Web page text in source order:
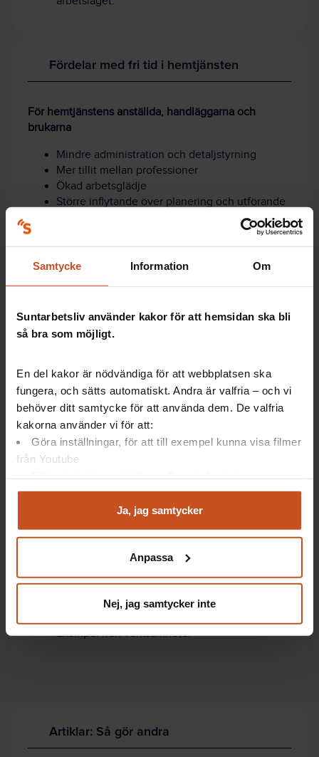
Samtycke Information Om
Suntarbetsliv använder kakor för att hemsidan ska bli
så bra som möjligt.
En del kakor är nödvändiga för att webbplatsen ska
fungera, och sätts automatiskt. Andra är valfria – och vi
behöver ditt samtycke för att använda dem. De valfria
kakorna använder vi för att:
Göra inställningar, för att till exempel kunna visa filmer
från Youtube
Analysera trafik för att kunna visa riktad information
Du kan när som helst återta ditt godkännande genom att
integritet@suntarbetsliv.se.
Ja, jag samtycker
Anpassa
Nej, jag samtycker inte
Fördelar med fri tid i hemtjänsten
För hemtjänstens anställda, handläggarna och
brukarna
Mindre administration och detaljstyrning
Mer tillit mellan professioner
Ökad arbetsglädje
Större inflytande över planering och utförande
Tid frigörs för biståndshandläggarna, som kan
användas till exempelvis uppföljningar av
verksamheten.
Hur bemannar man
dygnet runt-
verksamheter
hållbart och
Hållbara arbetstider! Det innehåller:
Information och tips på hur ni kan göra
Frågor för dialog
Exempel från verksamheter
Artiklar: Så gör andra